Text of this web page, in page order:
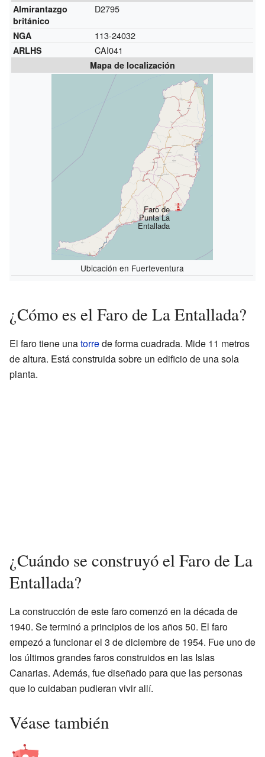
Almirantazgo
británico
D2795
NGA 113-24032
ARLHS CAI041
Mapa de localización
Faro de
Punta La
Entallada
Ubicación en Fuerteventura
¿Cómo es el Faro de La Entallada?
El faro tiene unatorrede forma cuadrada. Mide 11 metros
de altura. Está construida sobre un edificio de una sola
planta.
¿Cuándo se construyó el Faro de La
Entallada?
La construcción de este faro comenzó en la década de
1940. Se terminó a principios de los años 50. El faro
empezó a funcionar el 3 de diciembre de 1954. Fue uno de
los últimos grandes faros construidos en las Islas
Canarias. Además, fue diseñado para que las personas
que lo cuidaban pudieran vivir allí.
Véase también